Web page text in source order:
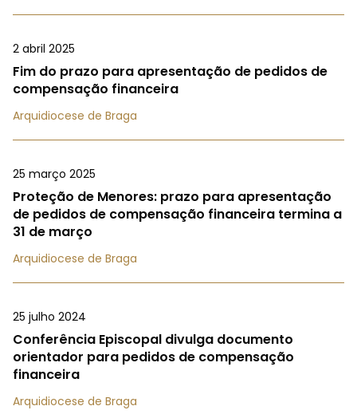
2 abril 2025
Fim do prazo para apresentação de pedidos de
compensação financeira
Arquidiocese de Braga
25 março 2025
Proteção de Menores: prazo para apresentação
de pedidos de compensação financeira termina a
31 de março
Arquidiocese de Braga
25 julho 2024
Conferência Episcopal divulga documento
orientador para pedidos de compensação
financeira
Arquidiocese de Braga